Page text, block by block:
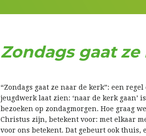
Zondags gaat
“Zondags gaat ze naar de kerk”: een
jeugdwerk laat zien: ‘naar de kerk
bezoeken op zondagmorgen. Hoe graag
Christus zijn, betekent voor: met elkaar
voor ons betekent. Dat gebeurt ook thuis,